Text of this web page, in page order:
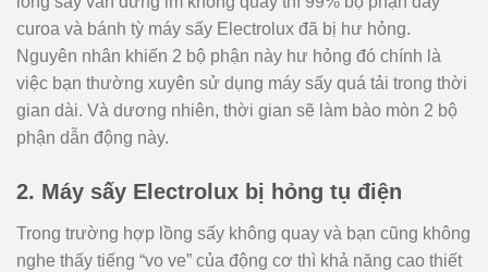
curoa và bánh tỳ máy sấy Electrolux đã bị hư hỏng.
Nguyên nhân khiến 2 bộ phận này hư hỏng đó chính là
việc bạn thường xuyên sử dụng máy sấy quá tải trong thời
gian dài. Và dương nhiên, thời gian sẽ làm bào mòn 2 bộ
phận dẫn động này.
2. Máy sấy Electrolux bị hỏng tụ điện
Trong trường hợp lồng sấy không quay và bạn cũng không
nghe thấy tiếng “vo ve” của động cơ thì khả năng cao thiết